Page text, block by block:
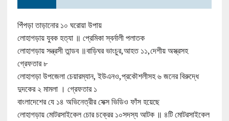
পিঁপড়া তাড়ানোর ১০ ঘরোয়া উপায়
লোহাগড়ায় যুবক হত্যা ॥ প্রেমিকা স্বর্নালী পলাতক
লোহাগড়ায় সন্ত্রসী তান্ডব ॥বাড়িঘর ভাংচুর,আহত ১১,দেশীয় অস্ত্রসহ
গ্রেফতার ৮
লোহাগড়া উপজেলা চেয়ারম্যান, ইউএনও,প্রকৌশলীসহ ৬ জনের বিরুদ্ধে
দুদকের ২ মামলা । গ্রেফতার ১
বাংলাদেশের যে ১৪ অভিনেত্রীর সেক্স ভিডিও ফাঁস হয়েছে
লোহাগড়ায় মোটরসাইকেল চোর চক্রের ১০সদস্য আটক ॥ ৪টি মোটরসাইকেল